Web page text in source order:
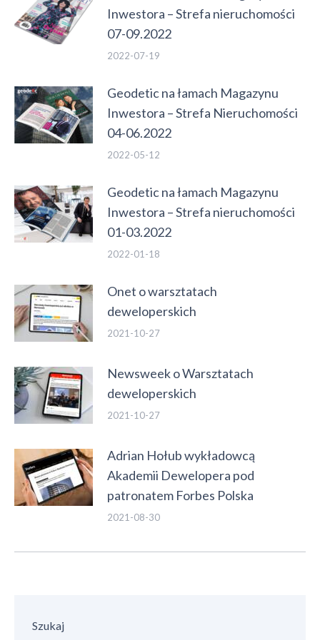
Inwestora – Strefa nieruchomości
07-09.2022
2022-07-19
Geodetic na łamach Magazynu
Inwestora – Strefa Nieruchomości
04-06.2022
2022-05-12
Geodetic na łamach Magazynu
Inwestora – Strefa nieruchomości
01-03.2022
2022-01-18
Onet o warsztatach
deweloperskich
2021-10-27
Newsweek o Warsztatach
deweloperskich
2021-10-27
Adrian Hołub wykładowcą
Akademii Dewelopera pod
patronatem Forbes Polska
2021-08-30
Szukaj